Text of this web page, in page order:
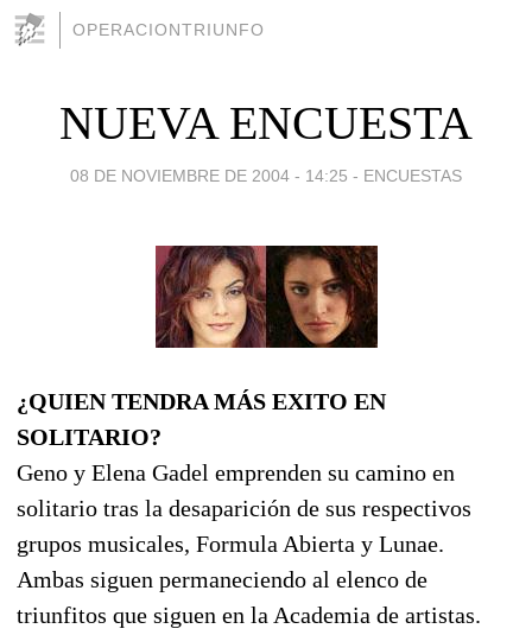
OPERACIONTRIUNFO
NUEVA ENCUESTA
08 DE NOVIEMBRE DE 2004 - 14:25 - ENCUESTAS
¿QUIEN TENDRA MÁS EXITO EN
SOLITARIO?
Geno y Elena Gadel emprenden su camino en
solitario tras la desaparición de sus respectivos
grupos musicales, Formula Abierta y Lunae.
Ambas siguen permaneciendo al elenco de
triunfitos que siguen en la Academia de artistas.